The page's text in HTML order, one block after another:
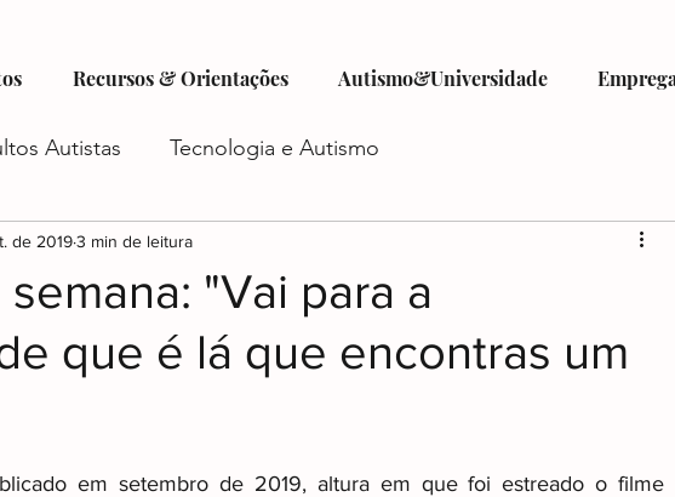
Recursos & Orientações Autismo&Universidade
Autistas Tecnologia e Autismo
Criatividade e Autismo
Futuro do Autismo Emprego e Autismo
"Vai para a
que é lá que encontras um
de 20193 min de leitura
em setembro de 2019, altura em que foi estreado o filme